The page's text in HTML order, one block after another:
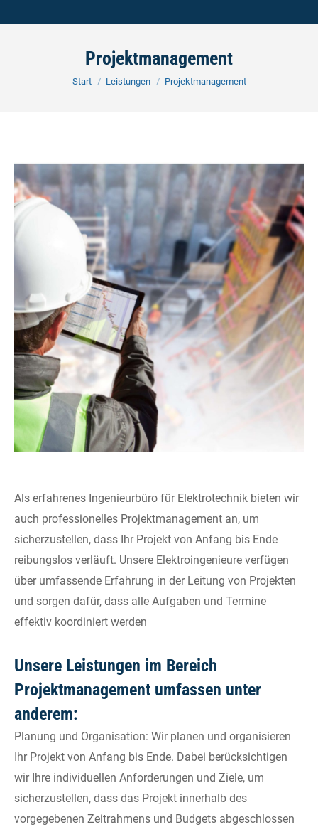
Projektmanagement
Sie befinden sich hier:
Start Leistungen Projektmanagement
Als erfahrenes Ingenieurbüro für Elektrotechnik bieten wir
auch professionelles Projektmanagement an, um
sicherzustellen, dass Ihr Projekt von Anfang bis Ende
reibungslos verläuft. Unsere Elektroingenieure verfügen
über umfassende Erfahrung in der Leitung von Projekten
und sorgen dafür, dass alle Aufgaben und Termine
effektiv koordiniert werden
Unsere Leistungen im Bereich
Projektmanagement umfassen unter
anderem:
Planung und Organisation: Wir planen und organisieren
Ihr Projekt von Anfang bis Ende. Dabei berücksichtigen
wir Ihre individuellen Anforderungen und Ziele, um
sicherzustellen, dass das Projekt innerhalb des
vorgegebenen Zeitrahmens und Budgets abgeschlossen